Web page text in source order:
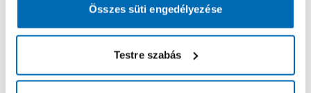
Összes süti engedélyezése
Testre szabás